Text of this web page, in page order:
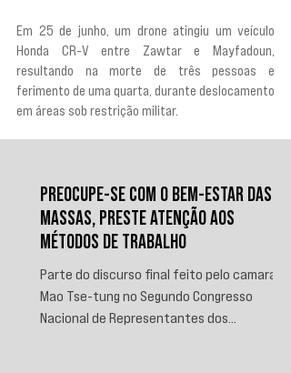
Em 25 de junho, um drone atingiu um veículo
Honda CR-V entre Zawtar e Mayfadoun,
resultando na morte de três pessoas e
ferimento de uma quarta, durante deslocamento
em áreas sob restrição militar.
PREOCUPE-SE COM O BEM-ESTAR DAS
MASSAS, PRESTE ATENÇÃO AOS
MÉTODOS DE TRABALHO
Parte do discurso final feito pelo camarada
Mao Tse-tung no Segundo Congresso
Nacional de Representantes dos